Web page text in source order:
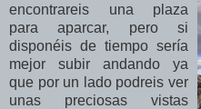
encontrareis una plaza
para aparcar, pero si
disponéis de tiempo sería
mejor subir andando ya
que por un lado podreis ver
unas preciosas vistas